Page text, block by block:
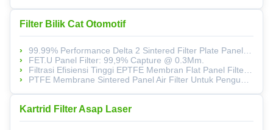
Filter Bilik Cat Otomotif
99.99% Performance Delta 2 Sintered Filter Plate Panel Untuk Pabrik Otomotif
FET.U Panel Filter: 99,9% Capture @ 0.3Μm.
Filtrasi Efisiensi Tinggi EPTFE Membran Flat Panel Filter Cartridge Untuk Jalur Pewarnaan Otomotif
PTFE Membrane Sintered Panel Air Filter Untuk Pengumpulan Dan Filtrasi Debu Mobil
Kartrid Filter Asap Laser